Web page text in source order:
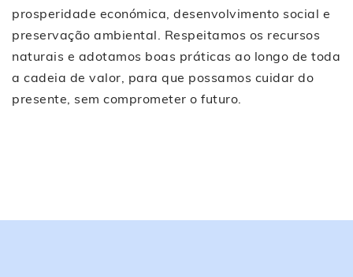
prosperidade económica, desenvolvimento social e
preservação ambiental. Respeitamos os recursos
naturais e adotamos boas práticas ao longo de toda
a cadeia de valor, para que possamos cuidar do
presente, sem comprometer o futuro.